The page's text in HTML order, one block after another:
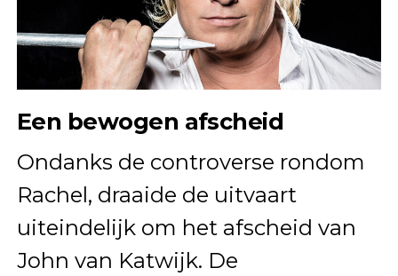
Een bewogen afscheid
Ondanks de controverse rondom
Rachel, draaide de uitvaart
uiteindelijk om het afscheid van
John van Katwijk. De